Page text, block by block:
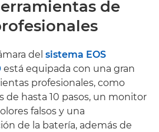
de
del sistema EOS
está equipada con una gran
profesionales, como
de hasta 10 pasos, un monitor
falsos y una
de la batería, además de